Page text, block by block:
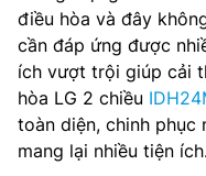
điều hòa và đây
cần đáp ứng được
ích vượt trội giúp cải
hòa LG 2 chiều
toàn diện, chinh phục
mang lại nhiều tiện